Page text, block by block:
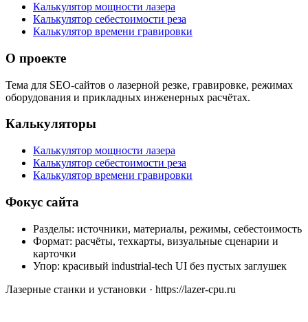
Калькулятор мощности лазера
Калькулятор себестоимости реза
Калькулятор времени гравировки
О проекте
Тема для SEO-сайтов о лазерной резке, гравировке, режимах
оборудования и прикладных инженерных расчётах.
Калькуляторы
Калькулятор мощности лазера
Калькулятор себестоимости реза
Калькулятор времени гравировки
Фокус сайта
Разделы: источники, материалы, режимы, себестоимость
Формат: расчёты, техкарты, визуальные сценарии и
карточки
Упор: красивый industrial-tech UI без пустых заглушек
Лазерные станки и установки · https://lazer-cpu.ru